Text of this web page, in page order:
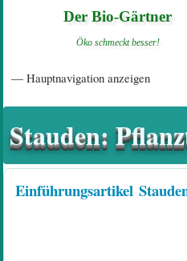
Der Bio-Gärtner
Öko schmeckt besser!
— Hauptnavigation anzeigen
Stauden:
Einführungsartikel